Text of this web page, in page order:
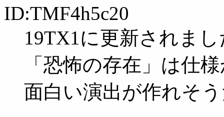
ID:TMF4h5c20
19TX1に更新されま
「恐怖の存在」は仕
面白い演出が作れそ